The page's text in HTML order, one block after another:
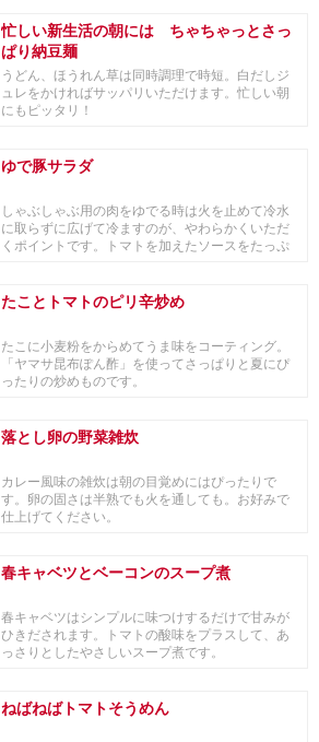
忙しい新生活の朝には ちゃちゃっとさっ
ぱり納豆麺
うどん、ほうれん草は同時調理で時短。白だしジ
ュレをかければサッパリいただけます。忙しい朝
にもピッタリ！
ゆで豚サラダ
しゃぶしゃぶ用の肉をゆでる時は火を止めて冷水
に取らずに広げて冷ますのが、やわらかくいただ
くポイントです。トマトを加えたソースをたっぷ
たことトマトのピリ辛炒め
たこに小麦粉をからめてうま味をコーティング。
「ヤマサ昆布ぽん酢」を使ってさっぱりと夏にぴ
ったりの炒めものです。
落とし卵の野菜雑炊
カレー風味の雑炊は朝の目覚めにはぴったりで
す。卵の固さは半熟でも火を通しても。お好みで
仕上げてください。
春キャベツとベーコンのスープ煮
春キャベツはシンプルに味つけするだけで甘みが
ひきだされます。トマトの酸味をプラスして、あ
っさりとしたやさしいスープ煮です。
ねばねばトマトそうめん